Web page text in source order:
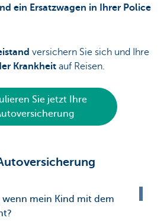
ein Ersatzwagen in Ihrer Police
versichern Sie sich und Ihre
Krankheit auf Reisen.
Sie jetzt Ihre
wenn mein Kind mit dem